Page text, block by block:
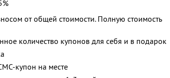
от общей стоимости. Полную стоимость
количество купонов для себя и в подарок
купон на месте